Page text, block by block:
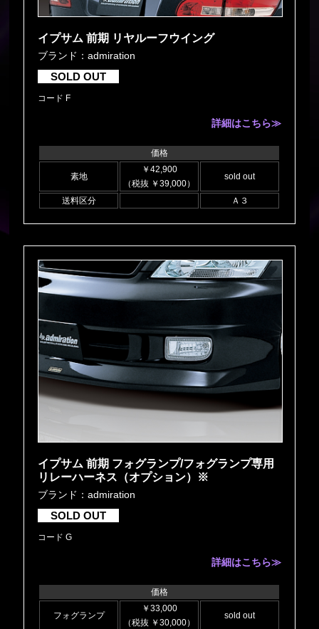
イプサム 前期 リヤルーフウイング
ブランド：admiration
SOLD OUT
コード F
詳細はこちら≫
価格
素地
￥42,900
（税抜 ￥39,000）
sold out
送料区分 Ａ３
イプサム 前期 フォグランプ/フォグランプ専用
リレーハーネス（オプション）※
ブランド：admiration
SOLD OUT
コード G
詳細はこちら≫
価格
フォグランプ
￥33,000
（税抜 ￥30,000）
sold out